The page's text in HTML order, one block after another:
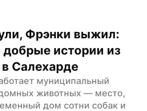
Фрэнки выжил:
добрые истории из
Салехарде
муниципальный
животных — место,
дом сотни собак и